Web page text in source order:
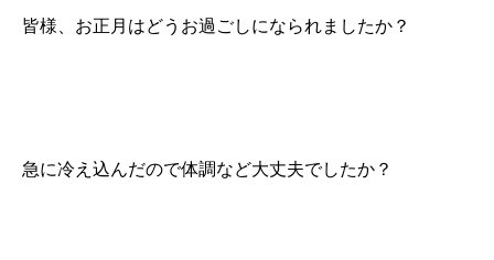
皆様、お正月はどうお過ごしになられましたか？
急に冷え込んだので体調など大丈夫でしたか？